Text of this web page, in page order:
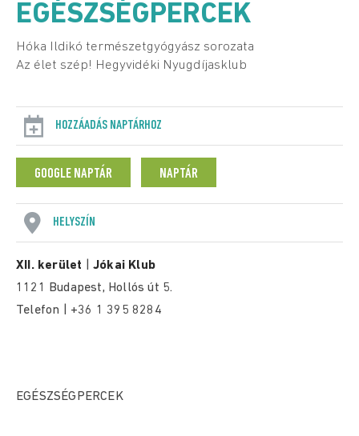
EGÉSZSÉGPERCEK
Hóka Ildikó természetgyógyász sorozata
Az élet szép! Hegyvidéki Nyugdíjasklub
HOZZÁADÁS NAPTÁRHOZ
GOOGLE NAPTÁR NAPTÁR
HELYSZÍN
XII. kerület |Jókai Klub
1121 Budapest, Hollós út 5.
Telefon | +36 1 395 8284
EGÉSZSÉGPERCEK